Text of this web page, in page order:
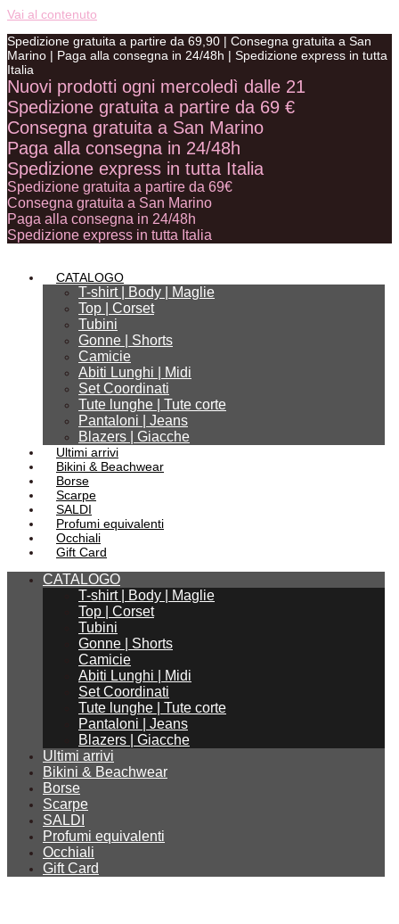
Vai al contenuto
Spedizione gratuita a partire da 69,90 | Consegna gratuita a San
Marino | Paga alla consegna in 24/48h | Spedizione express in tutta
Italia
Nuovi prodotti ogni mercoledì dalle 21
Spedizione gratuita a partire da 69 €
Consegna gratuita a San Marino
Paga alla consegna in 24/48h
Spedizione express in tutta Italia
Spedizione gratuita a partire da 69€
Consegna gratuita a San Marino
Paga alla consegna in 24/48h
Spedizione express in tutta Italia
CATALOGO
T-shirt | Body | Maglie
Top | Corset
Tubini
Gonne | Shorts
Camicie
Abiti Lunghi | Midi
Set Coordinati
Tute lunghe | Tute corte
Pantaloni | Jeans
Blazers | Giacche
Ultimi arrivi
Bikini & Beachwear
Borse
Scarpe
SALDI
Profumi equivalenti
Occhiali
Gift Card
CATALOGO
T-shirt | Body | Maglie
Top | Corset
Tubini
Gonne | Shorts
Camicie
Abiti Lunghi | Midi
Set Coordinati
Tute lunghe | Tute corte
Pantaloni | Jeans
Blazers | Giacche
Ultimi arrivi
Bikini & Beachwear
Borse
Scarpe
SALDI
Profumi equivalenti
Occhiali
Gift Card
AGGIUNGI AL CARRELLO
AGGIUNGI AL CARRELLO
AGGIUNGI AL CARRELLO
AGGIUNGI AL CARRELLO
AGGIUNGI AL CARRELLO